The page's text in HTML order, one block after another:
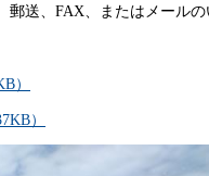
送、FAX、またはメールの
）
）